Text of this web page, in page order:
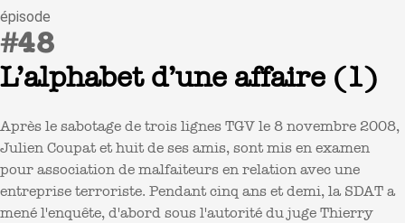
épisode
#48
L’alphabet d’une affaire (1)
Après le sabotage de trois lignes TGV le 8 novembre 2008,
Julien Coupat et huit de ses amis, sont mis en examen
pour association de malfaiteurs en relation avec une
entreprise terroriste. Pendant cinq ans et demi, la SDAT a
mené l'enquête, d'abord sous l'autorité du juge Thierry